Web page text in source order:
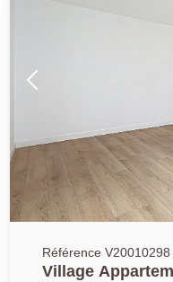
Référence V20010298
Village